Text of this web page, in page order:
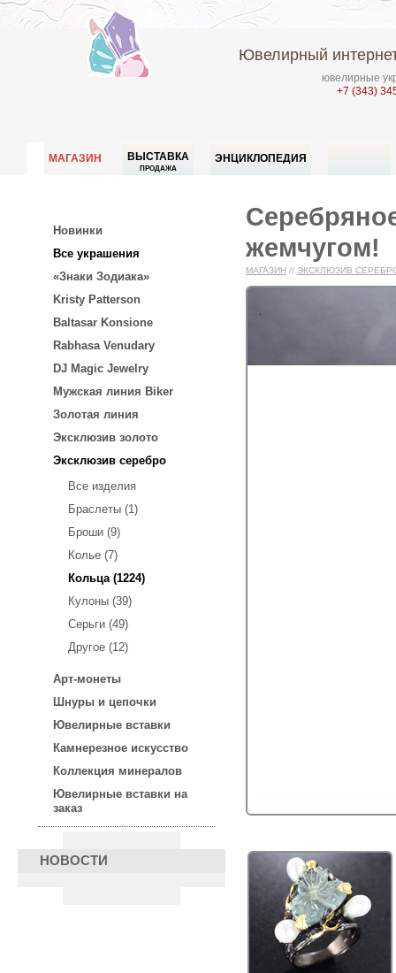
Ювелирный
ювелирные
+7 (343)
МАГАЗИН ВЫСТАВКА
ПРОДАЖА
ЭНЦИКЛОПЕДИЯ
Новинки
Все украшения
«Знаки Зодиака»
Kristy Patterson
Baltasar Konsione
Rabhasa Venudary
DJ Magic Jewelry
Мужская линия Biker
Золотая линия
Эксклюзив золото
Эксклюзив серебро
Все изделия
Браслеты (1)
Броши (9)
Колье (7)
Кольца (1224)
Кулоны (39)
Серьги (49)
Другое (12)
Арт-монеты
Шнуры и цепочки
Ювелирные вставки
Камнерезное искусство
Коллекция минералов
Ювелирные вставки на
заказ
НОВОСТИ
жемчугом!
МАГАЗИН // ЭКСКЛЮЗИВ